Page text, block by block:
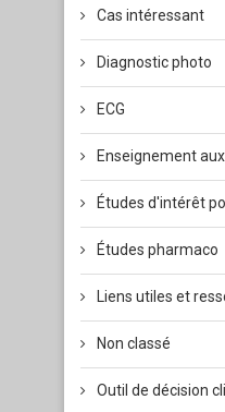
Cas intéressant
Diagnostic photo
ECG
Enseignement
Études d'intérêt
Études pharmaco
Liens utiles et
Non classé
Outil de décision